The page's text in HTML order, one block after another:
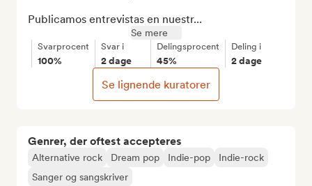
Genrer, der oftest accepteres
Alternative rock Dream pop Indie-pop
Indie-rock
Sanger og sangskriver
Publicamos entrevistas en nuestr...
Se mere
Svarprocent
100%
Svar i
2 dage
Delingsprocent
45%
Deling i
2 dage
Se lignende kuratorer